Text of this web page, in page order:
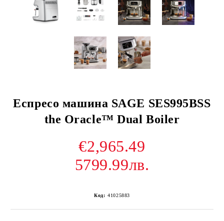
Еспресо машина SAGE SES995BSS
the Oracle™ Dual Boiler
€2,965.49
5799.99лв.
Код: 41025883